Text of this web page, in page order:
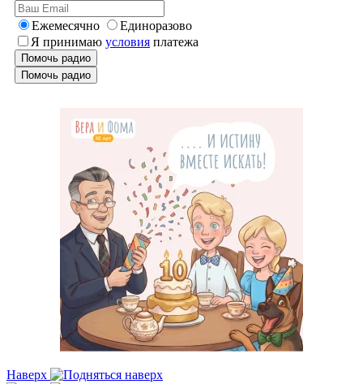
Ежемесячно
Единоразово
Я принимаю условия платежа
Помочь радио
Помочь радио
Наверх